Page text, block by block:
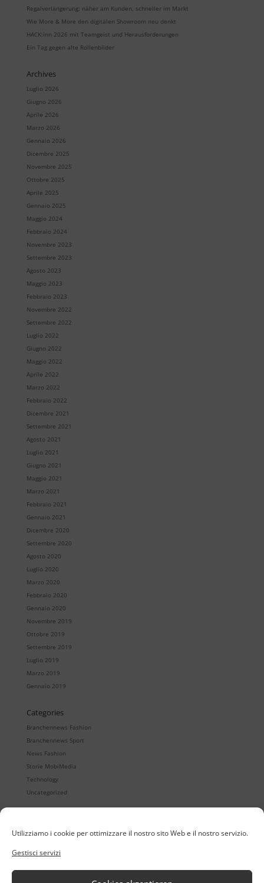
Utilizziamo i cookie per ottimizzare il nostro sito Web e il nostro servizio.
Gestisci servizi
Regalverlängerung: näher am Kunden, schneller im Markt
Wie More & More den digitalen Showroom neu denkt
HACK:inn 2026 mit Teamgeist und Herausforderungen
Ein Tag gegen alte Rollenbilder
Archives
Luglio 2026
Giugno 2026
Aprile 2026
Marzo 2026
Gennaio 2026
Dicembre 2025
Novembre 2025
Ottobre 2025
Aprile 2025
Gennaio 2025
Maggio 2024
Febbraio 2024
Novembre 2023
Settembre 2023
Agosto 2023
Maggio 2023
Febbraio 2023
Novembre 2022
Settembre 2022
Luglio 2022
Giugno 2022
Maggio 2022
Aprile 2022
Marzo 2022
Febbraio 2022
Dicembre 2021
Settembre 2021
Agosto 2021
Luglio 2021
Giugno 2021
Maggio 2021
Marzo 2021
Febbraio 2021
Gennaio 2021
Dicembre 2020
Settembre 2020
Agosto 2020
Luglio 2020
Marzo 2020
Febbraio 2020
Gennaio 2020
Novembre 2019
Ottobre 2019
Settembre 2019
Luglio 2019
Marzo 2019
Gennaio 2019
Categories
Branchennews Fashion
Branchennews Sport
News Fashion
Storie MobiMedia
Technology
Uncategorized
Quintet24
Organizzazione del retail